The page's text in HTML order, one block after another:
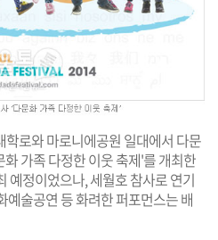
로와 마로니에공원 일대에서 다문
가족 다정한 이웃 축제'를 개최한
예정이었으나, 세월호 참사로 연기
예술공연 등 화려한 퍼포먼스는 배